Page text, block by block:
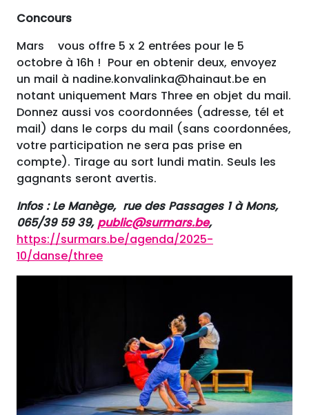
Concours
Mars vous offre 5 x 2 entrées pour le 5
octobre à 16h ! Pour en obtenir deux, envoyez
un mail à nadine.konvalinka@hainaut.be en
notant uniquement Mars Three en objet du mail.
Donnez aussi vos coordonnées (adresse, tél et
mail) dans le corps du mail (sans coordonnées,
votre participation ne sera pas prise en
compte). Tirage au sort lundi matin. Seuls les
gagnants seront avertis.
Infos : Le Manège, rue des Passages 1 à Mons,
065/39 59 39, public@surmars.be,
https://surmars.be/agenda/2025-
10/danse/three